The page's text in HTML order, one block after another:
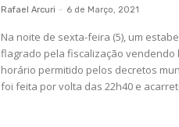
Rafael Arcuri - 6 de Março, 2021
Na noite de sexta-feira (5), um
flagrado pela fiscalização vendendo
horário permitido pelos decretos municipal
foi feita por volta das 22h40 e